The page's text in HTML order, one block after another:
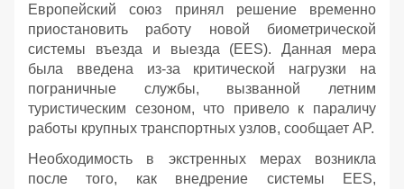
Европейский союз принял решение временно
приостановить работу новой биометрической
системы въезда и выезда (EES). Данная мера
была введена из-за критической нагрузки на
пограничные службы, вызванной летним
туристическим сезоном, что привело к параличу
работы крупных транспортных узлов, сообщает AP.
Необходимость в экстренных мерах возникла
после того, как внедрение системы EES,